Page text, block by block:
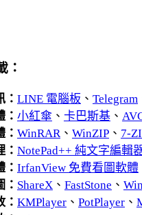
：
： LINE 電腦板 、 Telegram
： 小紅傘 、 卡巴斯基、
： WinRAR、 WinZIP、 7-
： NotePad++ 純文字編輯
： IrfanView 免費看圖軟體
： ShareX、 FastStone 、
： KMPlayer、 PotPlayer、